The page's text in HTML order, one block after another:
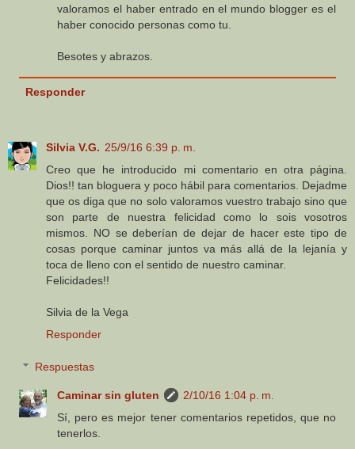
valoramos el haber entrado en el mundo blogger es el
haber conocido personas como tu.
Besotes y abrazos.
Responder
Silvia V.G. 25/9/16 6:39 p. m.
Creo que he introducido mi comentario en otra página.
Dios!! tan bloguera y poco hábil para comentarios. Dejadme
que os diga que no solo valoramos vuestro trabajo sino que
son parte de nuestra felicidad como lo sois vosotros
mismos. NO se deberían de dejar de hacer este tipo de
cosas porque caminar juntos va más allá de la lejanía y
toca de lleno con el sentido de nuestro caminar.
Felicidades!!
Silvia de la Vega
Responder
Respuestas
Caminar sin gluten
2/10/16 1:04 p. m.
Sí, pero es mejor tener comentarios repetidos, que no
tenerlos.